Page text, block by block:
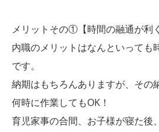
メリットその①【時間の融通が利
内職のメリットはなんといっても
です。
納期はもちろんありますが、その
何時に作業してもOK！
育児家事の合間、お子様が寝た後